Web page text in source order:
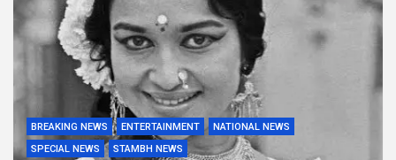
BREAKING NEWS ENTERTAINMENT
NATIONAL NEWS
SPECIAL NEWS
STAMBH NEWS